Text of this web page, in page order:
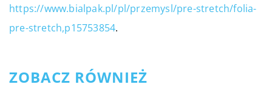
https://www.bialpak.pl/pl/przemysl/pre-stretch/folia-
pre-stretch,p15753854.
ZOBACZ RÓWNIEŻ